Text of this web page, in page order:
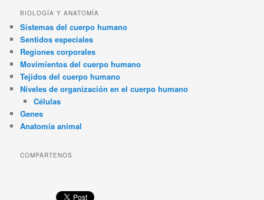
BIOLOGÍA Y ANATOMÍA
Sistemas del cuerpo humano
Sentidos especiales
Regiones corporales
Movimientos del cuerpo humano
Tejidos del cuerpo humano
Niveles de organización en el cuerpo humano
Células
Genes
Anatomía animal
COMPÁRTENOS